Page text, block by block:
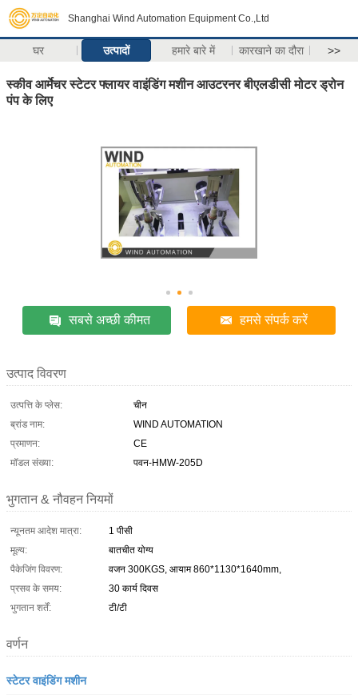
Shanghai Wind Automation Equipment Co.,Ltd
घर उत्पादों हमारे बारे में कारखाने का दौरा >>
स्कीव आर्मेचर स्टेटर फ्लायर वाइंडिंग मशीन आउटरनर बीएलडीसी मोटर ड्रोन
पंप के लिए
सबसे अच्छी कीमत हमसे संपर्क करें
उत्पाद विवरण
उत्पत्ति के प्लेस:
चीन
ब्रांड नाम:
WIND AUTOMATION
प्रमाणन:
CE
मॉडल संख्या:
पवन-HMW-205D
भुगतान & नौवहन नियमों
न्यूनतम आदेश मात्रा:
1 पीसी
मूल्य:
बातचीत योग्य
पैकेजिंग विवरण:
वजन 300KGS, आयाम 860*1130*1640mm,
प्रसव के समय:
30 कार्य दिवस
भुगतान शर्तें:
टी/टी
वर्णन
स्टेटर वाइंडिंग मशीन